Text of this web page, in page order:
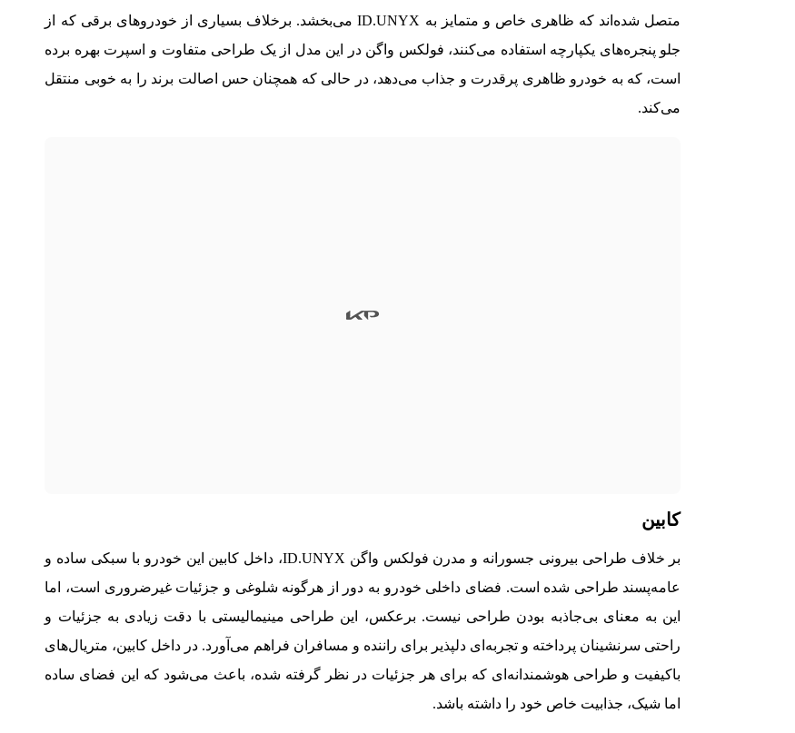
متصل شده‌اند که ظاهری خاص و متمایز به ID.UNYX می‌بخشد. برخلاف بسیاری از خودروهای برقی که از
جلو پنجره‌های یکپارچه استفاده می‌کنند، فولکس واگن در این مدل از یک طراحی متفاوت و اسپرت بهره برده
است، که به خودرو ظاهری پرقدرت و جذاب می‌دهد، در حالی که همچنان حس اصالت برند را به خوبی منتقل
می‌کند.
کابین
بر خلاف طراحی بیرونی جسورانه و مدرن فولکس واگن ID.UNYX، داخل کابین این خودرو با سبکی ساده و
عامه‌پسند طراحی شده است. فضای داخلی خودرو به دور از هرگونه شلوغی و جزئیات غیرضروری است، اما
این به معنای بی‌جاذبه بودن طراحی نیست. برعکس، این طراحی مینیمالیستی با دقت زیادی به جزئیات و
راحتی سرنشینان پرداخته و تجربه‌ای دلپذیر برای راننده و مسافران فراهم می‌آورد. در داخل کابین، متریال‌های
باکیفیت و طراحی هوشمندانه‌ای که برای هر جزئیات در نظر گرفته شده، باعث می‌شود که این فضای ساده
اما شیک، جذابیت خاص خود را داشته باشد.